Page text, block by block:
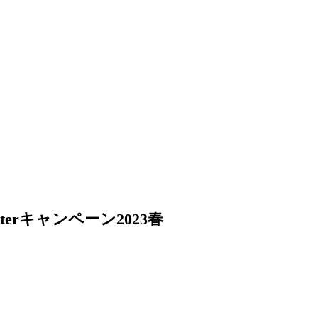
キャンペーン2023春